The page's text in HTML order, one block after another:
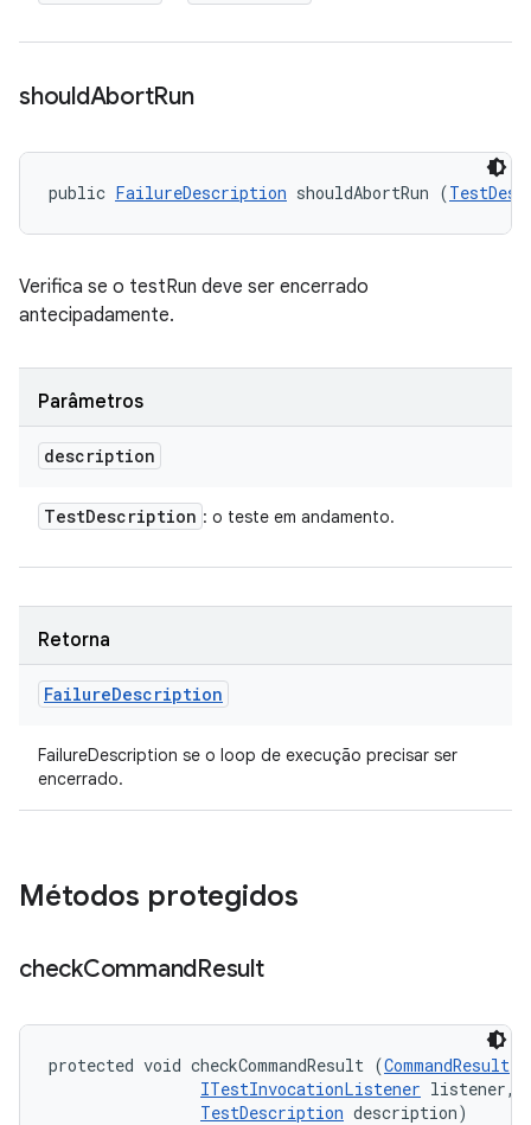
shouldAbortRun
public FailureDescription shouldAbortRun (
Verifica se o testRun deve ser encerrado
antecipadamente.
Parâmetros
description
TestDescription : o teste em andamento.
Retorna
FailureDescription
FailureDescription se o loop de execução precisar ser
encerrado.
Métodos protegidos
checkCommandResult
protected void checkCommandResult (CommandResult
ITestInvocationListener listener,
TestDescription description)